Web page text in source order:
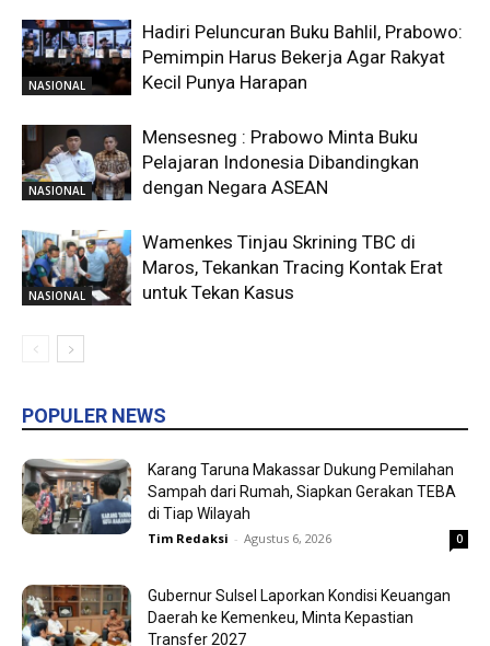
NASIONAL
Hadiri Peluncuran Buku Bahlil, Prabowo:
Pemimpin Harus Bekerja Agar Rakyat
Kecil Punya Harapan
NASIONAL
Mensesneg : Prabowo Minta Buku
Pelajaran Indonesia Dibandingkan
dengan Negara ASEAN
NASIONAL
Wamenkes Tinjau Skrining TBC di
Maros, Tekankan Tracing Kontak Erat
untuk Tekan Kasus
POPULER NEWS
Karang Taruna Makassar Dukung Pemilahan
Sampah dari Rumah, Siapkan Gerakan TEBA
di Tiap Wilayah
Tim Redaksi - Agustus 6, 2026 0
Gubernur Sulsel Laporkan Kondisi Keuangan
Daerah ke Kemenkeu, Minta Kepastian
Transfer 2027